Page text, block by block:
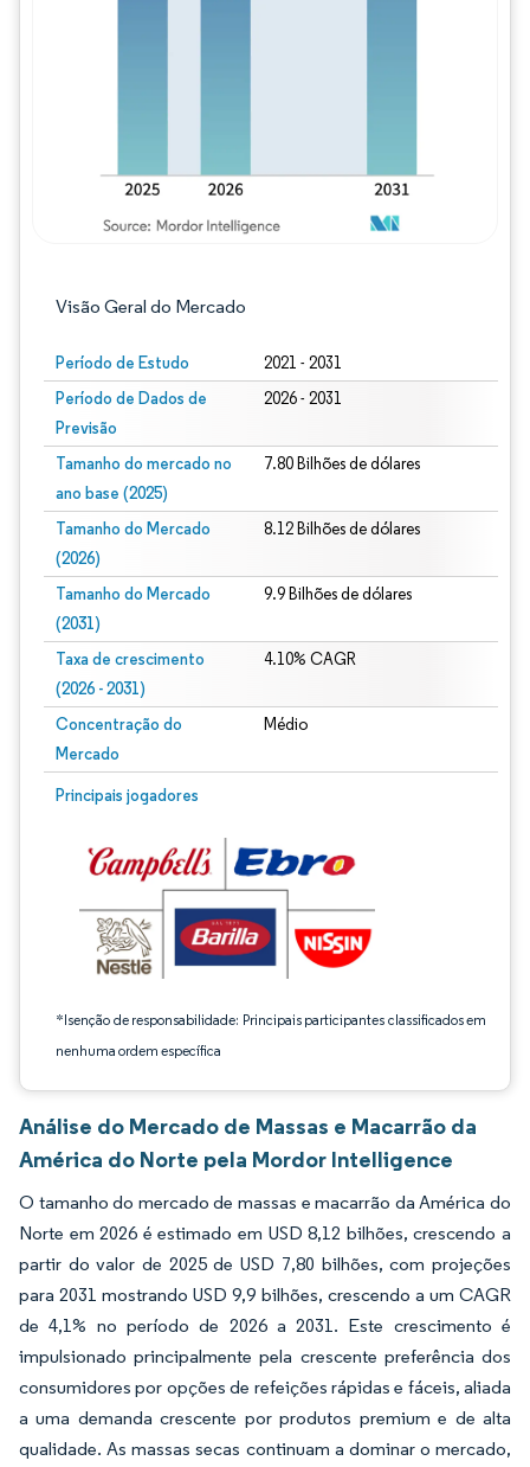
Visão Geral do Mercado
Período de Estudo 2021 - 2031
Período de Dados de
Previsão
2026 - 2031
Tamanho do mercado no
ano base (2025)
7.80 Bilhões de dólares
Tamanho do Mercado
(2026)
8.12 Bilhões de dólares
Tamanho do Mercado
(2031)
9.9 Bilhões de dólares
Taxa de crescimento
(2026 - 2031)
4.10% CAGR
Concentração do
Mercado
Médio
Principais jogadores
*Isenção de responsabilidade: Principais participantes classificados em
nenhuma ordem específica
Imagem © Mordor Intelligence. O reuso requer atribuição conforme CC BY 4.0.
Análise do Mercado de Massas e Macarrão da
América do Norte pela Mordor Intelligence
O tamanho do mercado de massas e macarrão da América do
Norte em 2026 é estimado em USD 8,12 bilhões, crescendo a
partir do valor de 2025 de USD 7,80 bilhões, com projeções
para 2031 mostrando USD 9,9 bilhões, crescendo a um CAGR
de 4,1% no período de 2026 a 2031. Este crescimento é
impulsionado principalmente pela crescente preferência dos
consumidores por opções de refeições rápidas e fáceis, aliada
a uma demanda crescente por produtos premium e de alta
qualidade. As massas secas continuam a dominar o mercado,